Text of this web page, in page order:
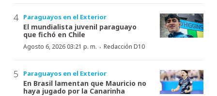
Paraguayos en el Exterior
El mundialista juvenil paraguayo
que fichó en Chile
Agosto 6, 2026 03:21 p. m. · Redacción D10
Paraguayos en el Exterior
En Brasil lamentan que Mauricio no
haya jugado por la Canarinha